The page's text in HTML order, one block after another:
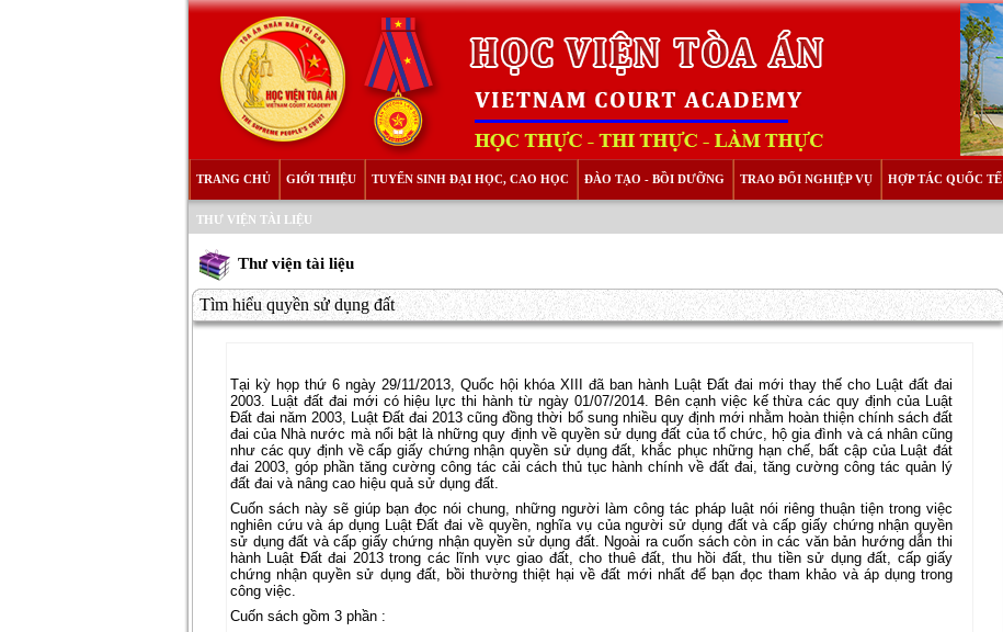
TRANG CHỦ GIỚI THIỆU TUYỂN SINH ĐẠI HỌC, CAO HỌC ĐÀO TẠO - BỒI DƯỠNG TRAO ĐỔI NGHIỆP VỤ HỢP TÁC QUỐC TẾ
THƯ VIỆN TÀI LIỆU
Thư viện tài liệu
Tìm hiểu quyền sử dụng đất
Tại kỳ họp thứ 6 ngày 29/11/2013, Quốc hội khóa XIII đã ban hành Luật Đất đai mới thay thế cho Luật đất đai
2003. Luật đất đai mới có hiệu lực thi hành từ ngày 01/07/2014. Bên cạnh việc kế thừa các quy định của Luật
Đất đai năm 2003, Luật Đất đai 2013 cũng đồng thời bổ sung nhiều quy định mới nhằm hoàn thiện chính sách đất
đai của Nhà nước mà nổi bật là những quy định về quyền sử dụng đất của tổ chức, hộ gia đình và cá nhân cũng
như các quy định về cấp giấy chứng nhận quyền sử dụng đất, khắc phục những hạn chế, bất cập của Luật đát
đai 2003, góp phần tăng cường công tác cải cách thủ tục hành chính về đất đai, tăng cường công tác quản lý
đất đai và nâng cao hiệu quả sử dụng đất.
Cuốn sách này sẽ giúp bạn đọc nói chung, những người làm công tác pháp luật nói riêng thuận tiện trong việc
nghiên cứu và áp dụng Luật Đất đai về quyền, nghĩa vụ của người sử dụng đất và cấp giấy chứng nhận quyền
sử dụng đất và cấp giấy chứng nhận quyền sử dụng đất. Ngoài ra cuốn sách còn in các văn bản hướng dẫn thi
hành Luật Đất đai 2013 trong các lĩnh vực giao đất, cho thuê đất, thu hồi đất, thu tiền sử dụng đất, cấp giấy
chứng nhận quyền sử dụng đất, bồi thường thiệt hại về đất mới nhất để bạn đọc tham khảo và áp dụng trong
công việc.
Cuốn sách gồm 3 phần :